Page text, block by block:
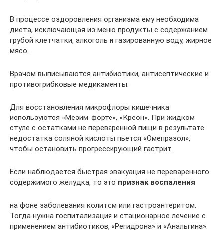
В процессе оздоровления организма ему необходима
диета, исключающая из меню продукты с содержанием
грубой клетчатки, алкоголь и газированную воду, жирное
мясо.
Врачом выписываются антибиотики, антисептические и
противогрибковые медикаменты.
Для восстановления микрофлоры кишечника
используются «Мезим-форте», «Креон». При жидком
стуле с остатками не переваренной пищи в результате
недостатка соляной кислоты пьется «Омепразол»,
чтобы остановить прогрессирующий гастрит.
Если наблюдается быстрая эвакуация не переваренного
содержимого желудка, то это признак воспаления
на фоне заболевания колитом или гастроэнтеритом.
Тогда нужна госпитализация и стационарное лечение с
применением антибиотиков, «Регидрона» и «Анальгина».